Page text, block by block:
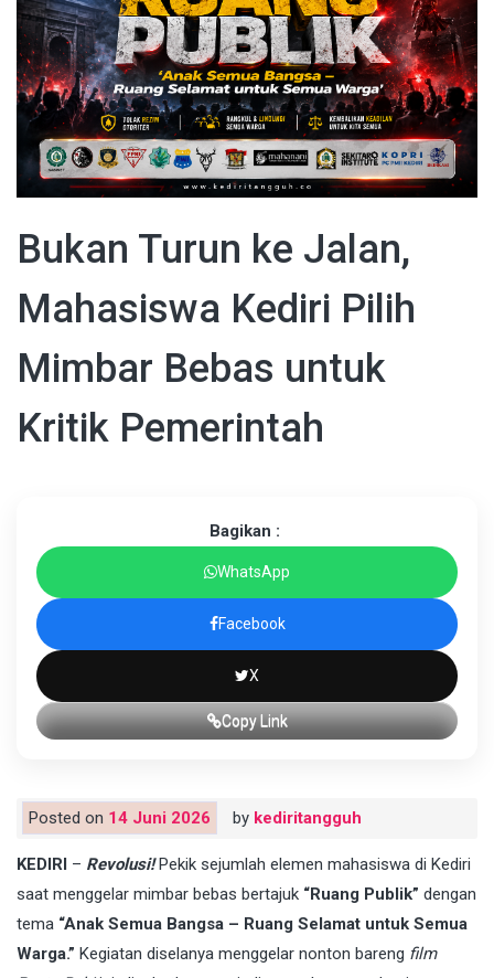
Bukan Turun ke Jalan,
Mahasiswa Kediri Pilih
Mimbar Bebas untuk
Kritik Pemerintah
Bagikan :
WhatsApp
Facebook
X
Copy Link
Posted on 14 Juni 2026 by kediritangguh
KEDIRI – Revolusi!Pekik sejumlah elemen mahasiswa di Kediri
saat menggelar mimbar bebas bertajuk “Ruang Publik” dengan
tema “Anak Semua Bangsa – Ruang Selamat untuk Semua
Warga.” Kegiatan diselanya menggelar nonton bareng film